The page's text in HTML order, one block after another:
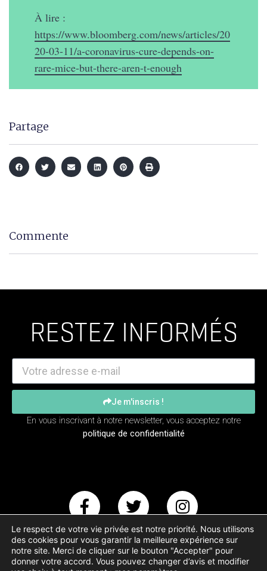
À lire :
https://www.bloomberg.com/news/articles/20
20-03-11/a-coronavirus-cure-depends-on-
rare-mice-but-there-aren-t-enough
Partage
Commente
RESTEZ INFORMÉS
Je m'inscris !
En vous inscrivant à notre newsletter, vous acceptez notre
politique de confidentialité
Copyright – Animal Testing © 2017-2023
Le respect de votre vie privée est notre priorité. Nous utilisons
des cookies pour vous garantir la meilleure expérience sur
notre site. Merci de cliquer sur le bouton "Accepter" pour
donner votre accord. Vous pouvez changer d’avis et modifier